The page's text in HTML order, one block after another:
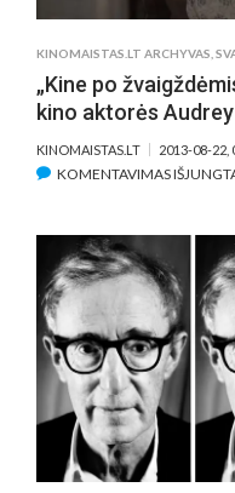
KINOMAISTAS.LT ARCHYVAS
„Kine po
kino aktorės
KINOMAISTAS.LT 2013-08-22,
KOMENTAVIMAS